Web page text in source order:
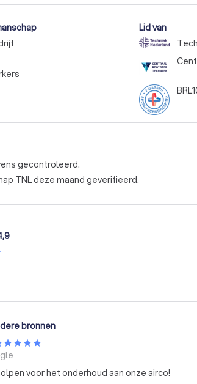
Lid van
gecontroleerd.
TNL deze maand geverifieerd.
bronnen
voor het onderhoud aan onze airco!